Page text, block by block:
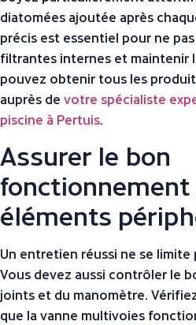
diatomées ajoutée après
précis est essentiel pour ne
filtrantes internes et maintenir
pouvez obtenir tous les
auprès de votre spécialiste
piscine à Pertuis.
Assurer le bon
fonctionnement
éléments
Un entretien réussi ne se limite
Vous devez aussi contrôler le
joints et du manomètre.
que la vanne multivoies